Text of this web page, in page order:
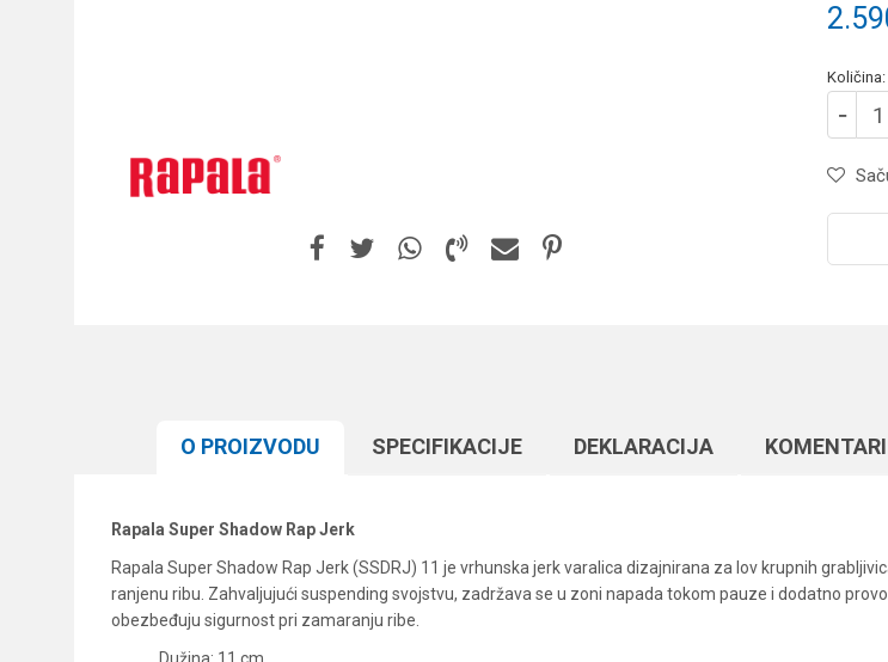
11
Količina:
O PROIZVODU SPECIFIKACIJЕ DEKLARACIJA KOMENTARI
Rapala Super Shadow Rap Jerk
Rapala Super Shadow Rap Jerk (SSDRJ) 11 je vrhunska jerk varalica dizajnirana za lov krupnih
ranjenu ribu. Zahvaljujući suspending svojstvu, zadržava se u zoni napada tokom pauze i dodatno
obezbeđuju sigurnost pri zamaranju ribe.